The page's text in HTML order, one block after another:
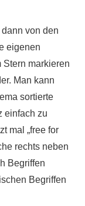
von den
eigenen
Stern markieren
Man kann
sortierte
einfach zu
mal „free for
rechts neben
Begriffen
Begriffen